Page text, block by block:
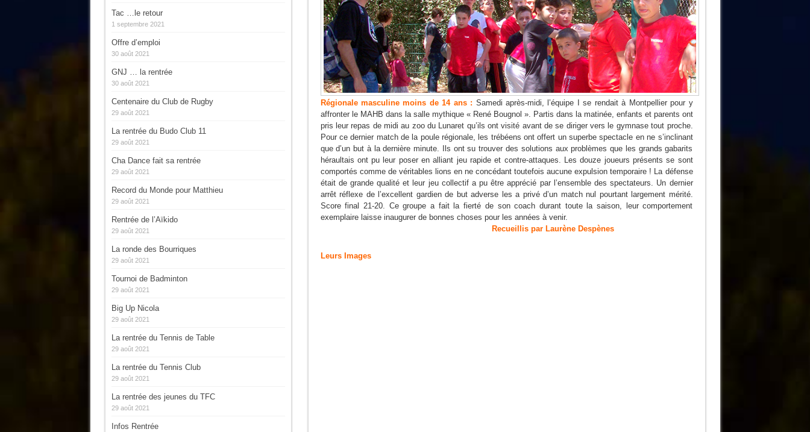
Régionale masculine moins de 14 ans : Samedi après-midi, l’équipe I se rendait à Montpellier pour y
affronter le MAHB dans la salle mythique « René Bougnol ». Partis dans la matinée, enfants et parents ont
pris leur repas de midi au zoo du Lunaret qu’ils ont visité avant de se diriger vers le gymnase tout proche.
Pour ce dernier match de la poule régionale, les trébéens ont offert un superbe spectacle en ne s’inclinant
que d’un but à la dernière minute. Ils ont su trouver des solutions aux problèmes que les grands gabarits
héraultais ont pu leur poser en alliant jeu rapide et contre-attaques. Les douze joueurs présents se sont
comportés comme de véritables lions en ne concédant toutefois aucune expulsion temporaire ! La défense
était de grande qualité et leur jeu collectif a pu être apprécié par l’ensemble des spectateurs. Un dernier
arrêt réflexe de l’excellent gardien de but adverse les a privé d’un match nul pourtant largement mérité.
Score final 21-20. Ce groupe a fait la fierté de son coach durant toute la saison, leur comportement
exemplaire laisse inaugurer de bonnes choses pour les années à venir.
Recueillis par Laurène Despènes
Leurs Images
Tac …le retour
1 septembre 2021
Offre d’emploi
30 août 2021
GNJ … la rentrée
30 août 2021
Centenaire du Club de Rugby
29 août 2021
La rentrée du Budo Club 11
29 août 2021
Cha Dance fait sa rentrée
29 août 2021
Record du Monde pour Matthieu
29 août 2021
Rentrée de l’Aïkido
29 août 2021
La ronde des Bourriques
29 août 2021
Tournoi de Badminton
29 août 2021
Big Up Nicola
29 août 2021
La rentrée du Tennis de Table
29 août 2021
La rentrée du Tennis Club
29 août 2021
La rentrée des jeunes du TFC
29 août 2021
Infos Rentrée